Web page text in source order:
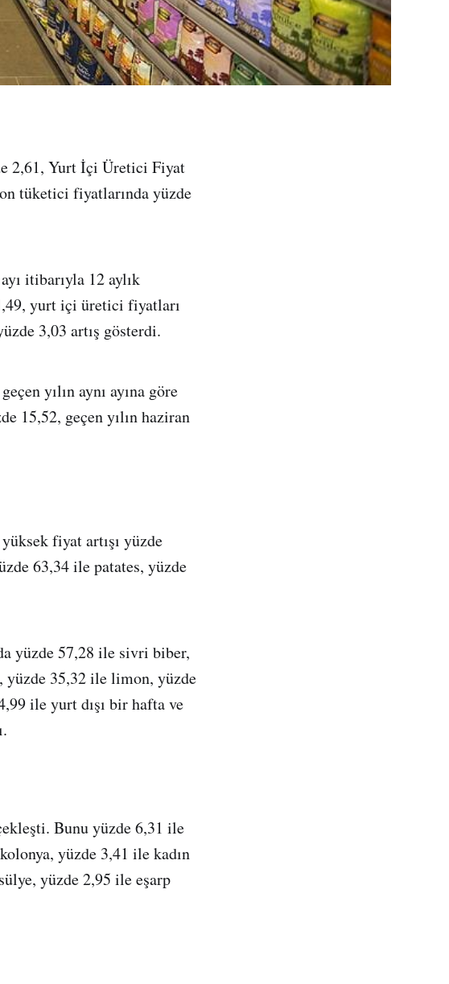
2,61, Yurt İçi Üretici Fiyat
tüketici fiyatlarında yüzde
itibarıyla 12 aylık
yurt içi üretici fiyatları
3,03 artış gösterdi.
yılın aynı ayına göre
15,52, geçen yılın haziran
fiyat artışı yüzde
63,34 ile patates, yüzde
yüzde 57,28 ile sivri biber,
35,32 ile limon, yüzde
ile yurt dışı bir hafta ve
Bunu yüzde 6,31 ile
yüzde 3,41 ile kadın
yüzde 2,95 ile eşarp